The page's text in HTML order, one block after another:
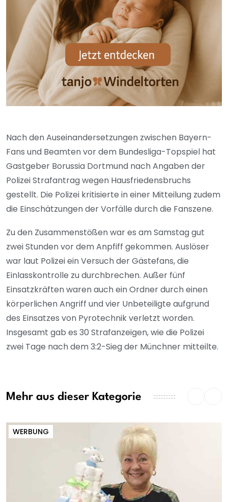
Nach den Auseinandersetzungen zwischen Bayern-
Fans und Beamten vor dem Bundesliga-Topspiel hat
Gastgeber Borussia Dortmund nach Angaben der
Polizei Strafantrag wegen Hausfriedensbruchs
gestellt. Die Polizei kritisierte in einer Mitteilung zudem
die Einschätzungen der Vorfälle durch die Fanszene.
Zu den Zusammenstößen war es am Samstag gut
zwei Stunden vor dem Anpfiff gekommen. Auslöser
war laut Polizei ein Versuch der Gästefans, die
Einlasskontrolle zu durchbrechen. Außer fünf
Einsatzkräften waren auch ein Ordner durch einen
körperlichen Angriff und vier Unbeteiligte aufgrund
des Einsatzes von Pyrotechnik verletzt worden.
Insgesamt gab es 30 Strafanzeigen, wie die Polizei
zwei Tage nach dem 3:2-Sieg der Münchner mitteilte.
Mehr aus dieser Kategorie
WERBUNG